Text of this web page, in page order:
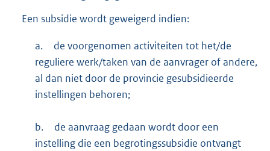
Een subsidie wordt geweigerd indien:
a.
de voorgenomen activiteiten tot het/de
reguliere werk/taken van de aanvrager of andere,
al dan niet door de provincie gesubsidieerde
instellingen behoren;
b.
de aanvraag gedaan wordt door een
instelling die een begrotingssubsidie ontvangt